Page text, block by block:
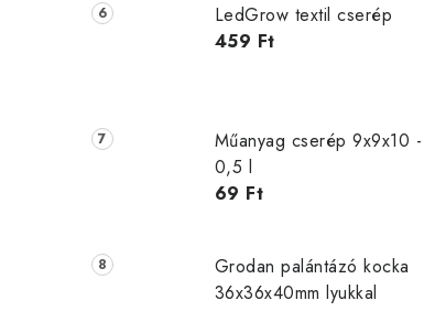
LedGrow textil cserép
459 Ft
Műanyag cserép 9x9x10 -
0,5 l
69 Ft
Grodan palántázó kocka
36x36x40mm lyukkal